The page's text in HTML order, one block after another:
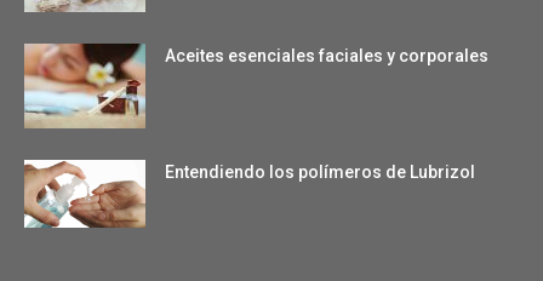
Aceites esenciales faciales y corporales
Entendiendo los polímeros de Lubrizol